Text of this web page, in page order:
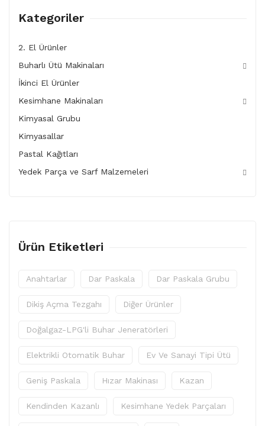
Kategoriler
2. El Ürünler
Buharlı Ütü Makinaları
İkinci El Ürünler
Kesimhane Makinaları
Kimyasal Grubu
Kimyasallar
Pastal Kağıtları
Yedek Parça ve Sarf Malzemeleri
Ürün Etiketleri
Anahtarlar Dar Paskala Dar Paskala Grubu
Dikiş Açma Tezgahı Diğer Ürünler
Doğalgaz-LPG'li Buhar Jeneratörleri
Elektrikli Otomatik Buhar Ev Ve Sanayi Tipi Ütü
Geniş Paskala Hızar Makinası Kazan
Kendinden Kazanlı Kesimhane Yedek Parçaları